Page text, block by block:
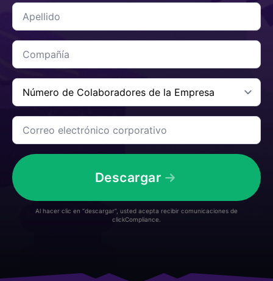
Apellido
Compañía
Número
Colaboradores
la
Empresa
*
Correo
electrónico
corporativo
Descargar
Al hacer clic en “descargar”, usted acepta recibir comunicaciones de
clickCompliance.